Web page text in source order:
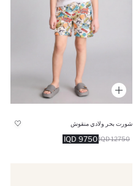
شورت بحر ولادي منقوش
9750 IQD 12750 IQD